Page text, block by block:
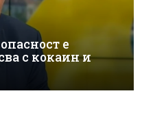
е
с кокаин и